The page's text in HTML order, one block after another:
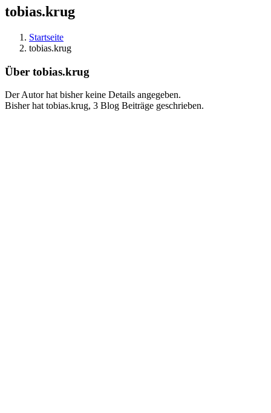
tobias.krug
Startseite
tobias.krug
Über tobias.krug
Der Autor hat bisher keine Details angegeben.
Bisher hat tobias.krug, 3 Blog Beiträge geschrieben.